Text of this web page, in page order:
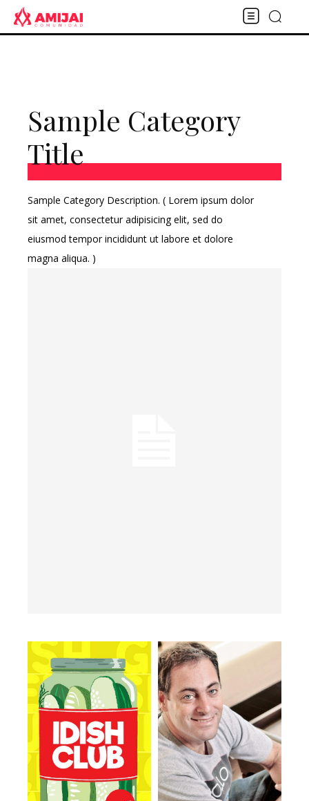
Sample Category
Title
Sample Category Description. ( Lorem ipsum dolor
sit amet, consectetur adipisicing elit, sed do
eiusmod tempor incididunt ut labore et dolore
magna aliqua. )